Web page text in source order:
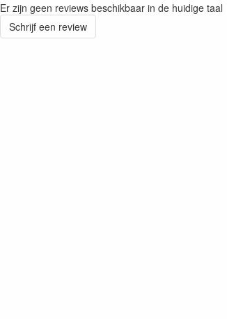
Er zijn geen reviews beschikbaar in de huidige taal
Schrijf een review